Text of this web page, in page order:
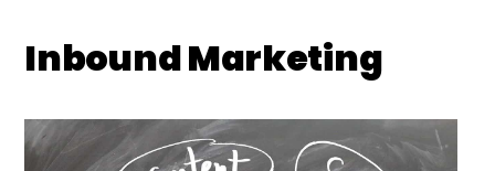
Inbound Marketing